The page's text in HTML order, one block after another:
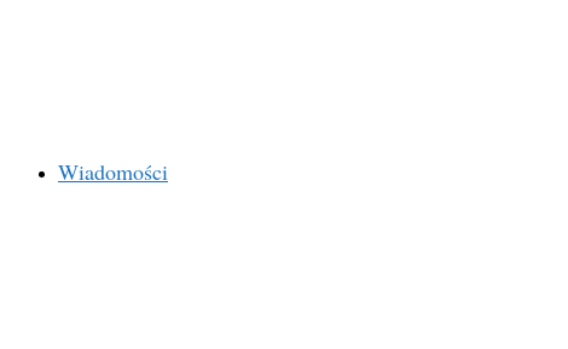
Wiadomości